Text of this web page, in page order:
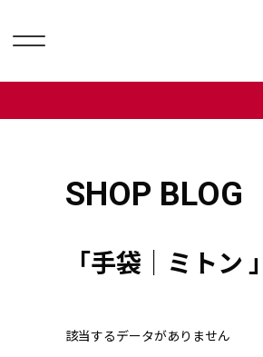
SHOP BLOG
「手袋｜ミトン 」
該当するデータがありません